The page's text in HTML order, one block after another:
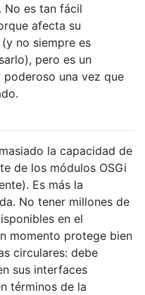
No es tan fácil
afecta su
no siempre es
pero es un
poderoso una vez que
la capacidad de
de los módulos OSGi
Es más la
No tener millones de
en el
momento protege bien
circulares: debe
sus interfaces
términos de la